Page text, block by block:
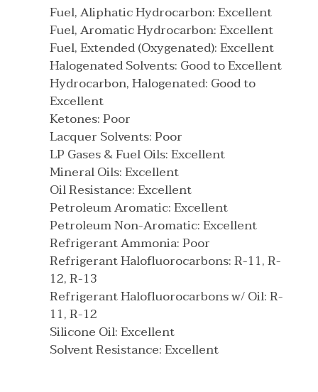
Fuel, Aliphatic Hydrocarbon: Excellent
Fuel, Aromatic Hydrocarbon: Excellent
Fuel, Extended (Oxygenated): Excellent
Halogenated Solvents: Good to Excellent
Hydrocarbon, Halogenated: Good to
Excellent
Ketones: Poor
Lacquer Solvents: Poor
LP Gases & Fuel Oils: Excellent
Mineral Oils: Excellent
Oil Resistance: Excellent
Petroleum Aromatic: Excellent
Petroleum Non-Aromatic: Excellent
Refrigerant Ammonia: Poor
Refrigerant Halofluorocarbons: R-11, R-
12, R-13
Refrigerant Halofluorocarbons w/ Oil: R-
11, R-12
Silicone Oil: Excellent
Solvent Resistance: Excellent